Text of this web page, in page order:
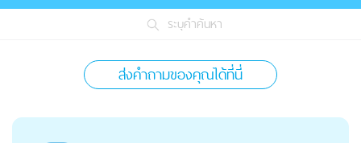
ระบุคำค้นหา
ส่งคำถามของคุณได้ที่นี่